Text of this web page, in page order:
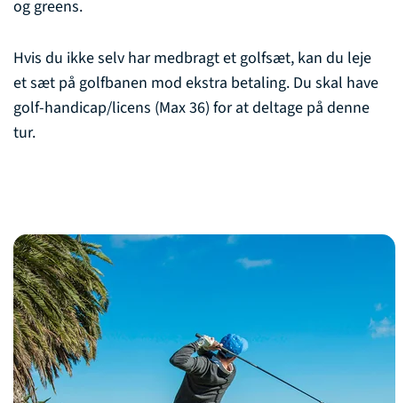
og greens.
Hvis du ikke selv har medbragt et golfsæt, kan du leje
et sæt på golfbanen mod ekstra betaling. Du skal have
golf-handicap/licens (Max 36) for at deltage på denne
tur.